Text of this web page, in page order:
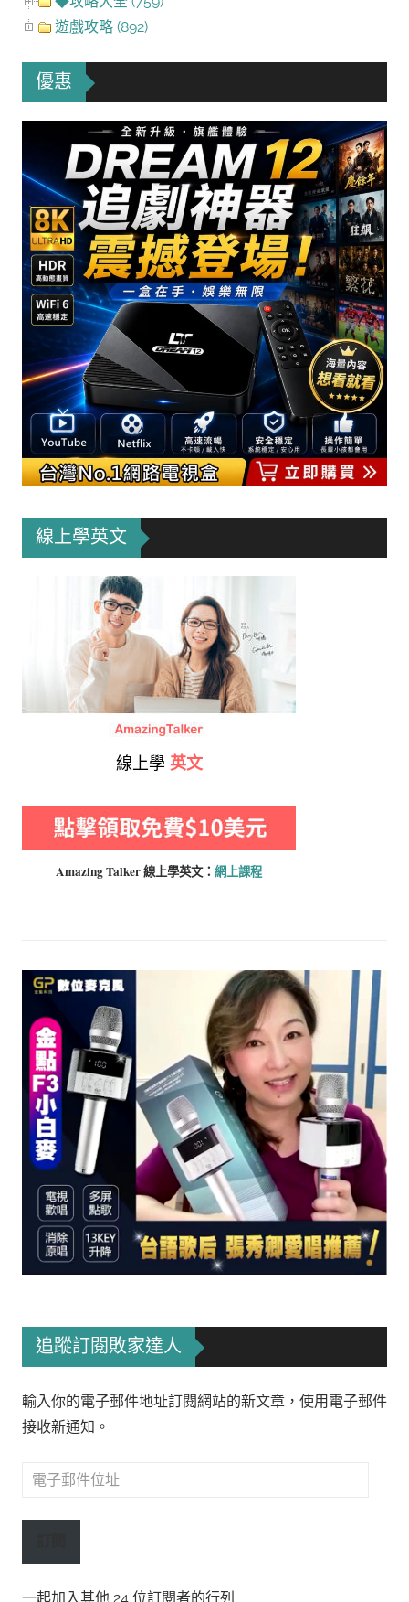
遊戲攻略 (892)
優惠
線上學英文
線上學 英文
Amazing Talker 線上學英文： 網上課程
追蹤訂閱敗家達人
輸入你的電子郵件地址訂閱網站的新文章，使用電子郵件
接收新通知。
電
郵
一起加入其他 24 位訂閱者的行列